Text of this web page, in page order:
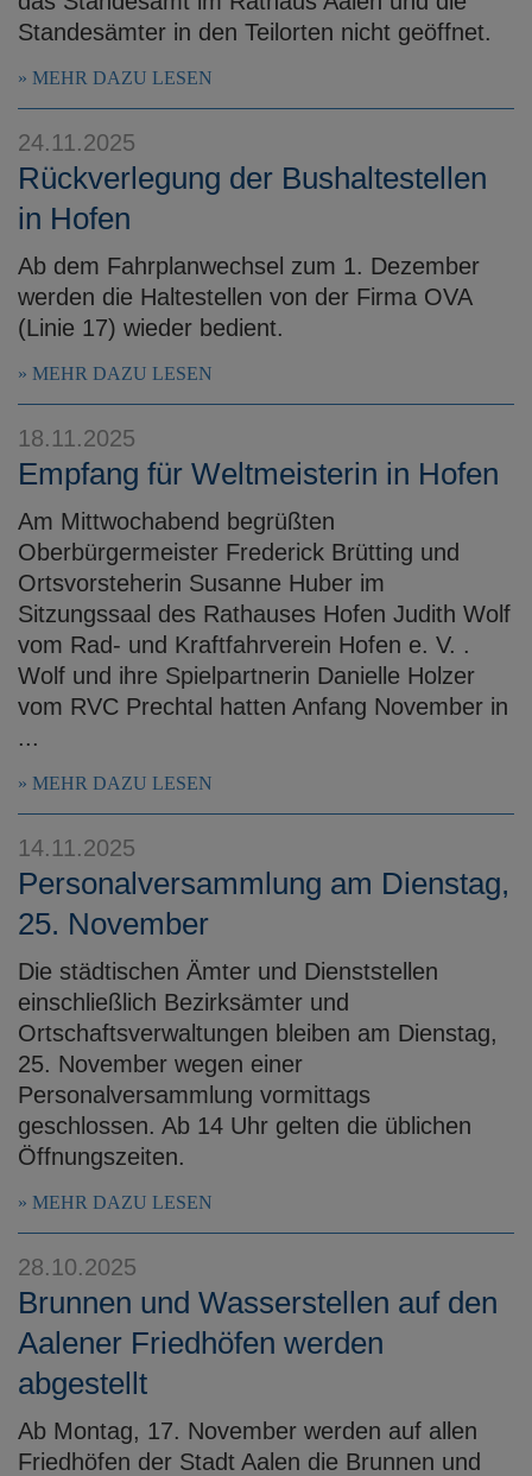
Standesämter in den Teilorten nicht geöffnet.
MEHR DAZU LESEN
24.11.2025
Rückverlegung der Bushaltestellen
in Hofen
Ab dem Fahrplanwechsel zum 1. Dezember
werden die Haltestellen von der Firma OVA
(Linie 17) wieder bedient.
MEHR DAZU LESEN
18.11.2025
Empfang für Weltmeisterin in Hofen
Am Mittwochabend begrüßten
Oberbürgermeister Frederick Brütting und
Ortsvorsteherin Susanne Huber im
Sitzungssaal des Rathauses Hofen Judith Wolf
vom Rad- und Kraftfahrverein Hofen e. V. .
Wolf und ihre Spielpartnerin Danielle Holzer
vom RVC Prechtal hatten Anfang November in
...
MEHR DAZU LESEN
14.11.2025
Personalversammlung am Dienstag,
25. November
Die städtischen Ämter und Dienststellen
einschließlich Bezirksämter und
Ortschaftsverwaltungen bleiben am Dienstag,
25. November wegen einer
Personalversammlung vormittags
geschlossen. Ab 14 Uhr gelten die üblichen
Öffnungszeiten.
MEHR DAZU LESEN
28.10.2025
Brunnen und Wasserstellen auf den
Aalener Friedhöfen werden
abgestellt
Ab Montag, 17. November werden auf allen
Friedhöfen der Stadt Aalen die Brunnen und